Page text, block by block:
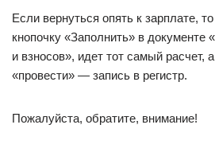
Если вернуться опять к зарплате,
кнопочку «Заполнить» в документе
и взносов», идет тот самый расчет,
«провести» — запись в регистр.
Пожалуйста, обратите, внимание!